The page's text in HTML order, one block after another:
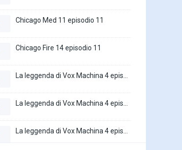
Chicago Med 11 episodio 11
Chicago Fire 14 episodio 11